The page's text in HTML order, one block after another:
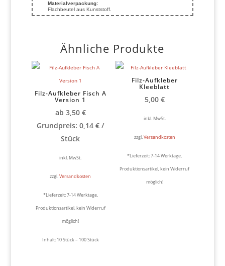
Materialverpackung:
Flachbeutel aus Kunststoff.
Ähnliche Produkte
Filz-Aufkleber Fisch A
Version 1
ab 3,50 €
Grundpreis:0,14€ /
Stück
inkl. MwSt.
zzgl.Versandkosten
*Lieferzeit:7-14 Werktage,
Produktionsartikel, kein Widerruf
möglich!
Inhalt: 10Stück– 100Stück
Filz-Aufkleber
Kleeblatt
5,00 €
inkl. MwSt.
zzgl.Versandkosten
*Lieferzeit:7-14 Werktage,
Produktionsartikel, kein Widerruf
möglich!